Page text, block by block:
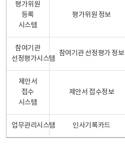
평가위원
등록
시스템
평가위원 정보
참여기관
선정평가시스템
참여기관 선정평가 정보
제안서
접수
시스템
제안서 접수정보
업무관리시스템 인사기록카드